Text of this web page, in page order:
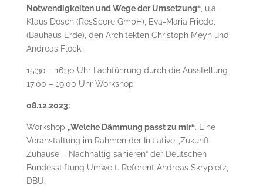
Notwendigkeiten und Wege der Umsetzung“, u.a.
Klaus Dosch (ResScore GmbH), Eva-Maria Friedel
(Bauhaus Erde), den Architekten Christoph Meyn und
Andreas Flock.
15:30 – 16:30 Uhr Fachführung durch die Ausstellung
17:00 – 19:00 Uhr Workshop
08.12.2023:
Workshop „Welche Dämmung passt zu mir“. Eine
Veranstaltung im Rahmen der Initiative „Zukunft
Zuhause – Nachhaltig sanieren“ der Deutschen
Bundesstiftung Umwelt. Referent Andreas Skrypietz,
DBU.